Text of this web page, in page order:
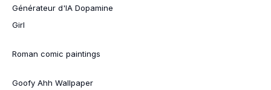
Générateur d'IA Dopamine
Girl
Roman comic paintings
Goofy Ahh Wallpaper